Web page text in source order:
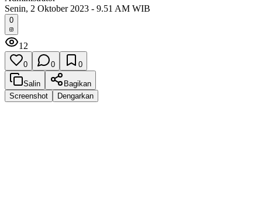
Senin, 2 Oktober 2023 - 9.51 AM WIB
0
12
0 0 0
Salin
Bagikan
Screenshot
Dengarkan